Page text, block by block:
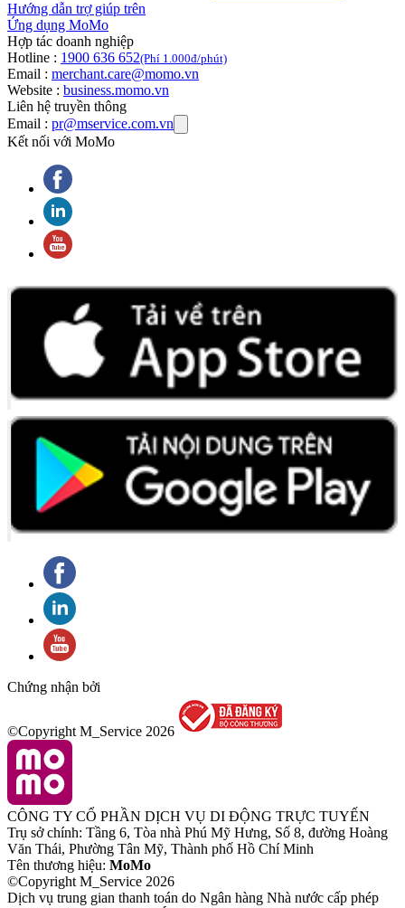
Hướng dẫn trợ giúp trên
Ứng dụng MoMo
Hợp tác doanh nghiệp
Hotline : 1900 636 652(Phí 1.000đ/phút)
Email : merchant.care@momo.vn
Website : business.momo.vn
Liên hệ truyền thông
Email : pr@mservice.com.vn
Kết nối với MoMo
Chứng nhận bởi
©Copyright M_Service 2026
CÔNG TY CỔ PHẦN DỊCH VỤ DI ĐỘNG TRỰC TUYẾN
Trụ sở chính: Tầng 6, Tòa nhà Phú Mỹ Hưng, Số 8, đường Hoàng
Văn Thái, Phường Tân Mỹ, Thành phố Hồ Chí Minh
Tên thương hiệu: MoMo
©Copyright M_Service 2026
Dịch vụ trung gian thanh toán do Ngân hàng Nhà nước cấp phép